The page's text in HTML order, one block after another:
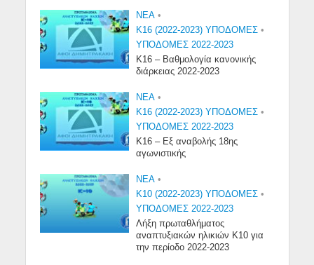
NEA •
Κ16 (2022-2023) ΥΠΟΔΟΜΕΣ •
ΥΠΟΔΟΜΕΣ 2022-2023
Κ16 – Βαθμολογία κανονικής
διάρκειας 2022-2023
NEA •
Κ16 (2022-2023) ΥΠΟΔΟΜΕΣ •
ΥΠΟΔΟΜΕΣ 2022-2023
Κ16 – Εξ αναβολής 18ης
αγωνιστικής
NEA •
Κ10 (2022-2023) ΥΠΟΔΟΜΕΣ •
ΥΠΟΔΟΜΕΣ 2022-2023
Λήξη πρωταθλήματος
αναπτυξιακών ηλικιών Κ10 για
την περίοδο 2022-2023